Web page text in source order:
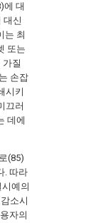
에 대
대신
는 최
또는
질
손잡
시키
끄러
데에
(85)
. 따라
예의
소시
자의